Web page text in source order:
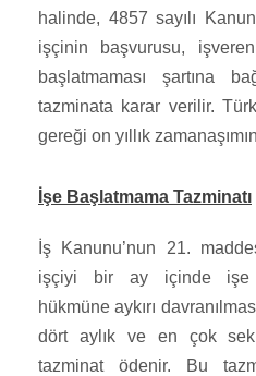
halinde, 4857 sayılı
işçinin başvurusu,
başlatmaması şartına
tazminata karar verilir.
gereği on yıllık
İşe Başlatmama Tazminatı
İş Kanunu’nun 21.
işçiyi bir ay içinde işe
hükmüne aykırı
dört aylık ve en çok
tazminat ödenir. Bu